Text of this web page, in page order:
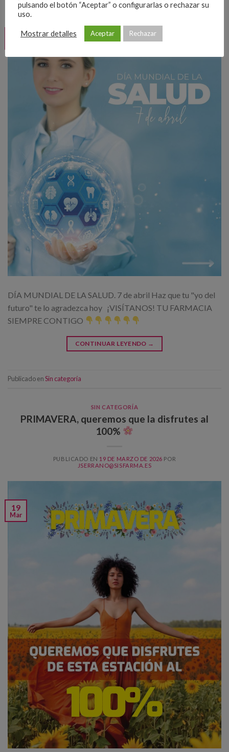
DÍA MUNDIAL DE LA SALUD. 7 de abril Haz que tu "yo del
futuro" te lo agradezca hoy ¡VISÍTANOS! TU FARMACIA
SIEMPRE CONTIGO
CONTINUAR LEYENDO →
Publicado enSin categoría
SIN CATEGORÍA
PRIMAVERA, queremos que la disfrutes al
100%
PUBLICADO EN 19 DE MARZO DE 2026 POR
JSERRANO@SISFARMA.ES
19
Mar
pulsando el botón “Aceptar” o configurarlas o rechazar su
uso.
Mostrar detalles Aceptar Rechazar